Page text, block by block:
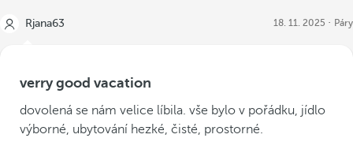
Rjana63 18. 11. 2025 Páry
verry good vacation
dovolená se nám velice líbila. vše bylo v pořádku, jídlo
výborné, ubytování hezké, čisté, prostorné.